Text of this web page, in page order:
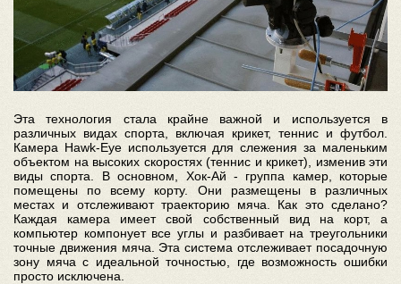
Эта технология стала крайне важной и используется в
различных видах спорта, включая крикет, теннис и футбол.
Камера Hawk-Eye используется для слежения за маленьким
объектом на высоких скоростях (теннис и крикет), изменив эти
виды спорта. В основном, Хок-Ай - группа камер, которые
помещены по всему корту. Они размещены в различных
местах и отслеживают траекторию мяча. Как это сделано?
Каждая камера имеет свой собственный вид на корт, а
компьютер компонует все углы и разбивает на треугольники
точные движения мяча. Эта система отслеживает посадочную
зону мяча с идеальной точностью, где возможность ошибки
просто исключена.